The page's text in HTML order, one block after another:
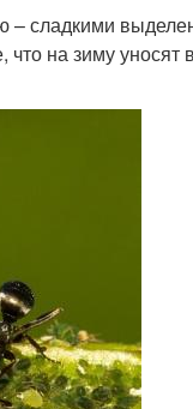
– сладкими
на зиму уносят